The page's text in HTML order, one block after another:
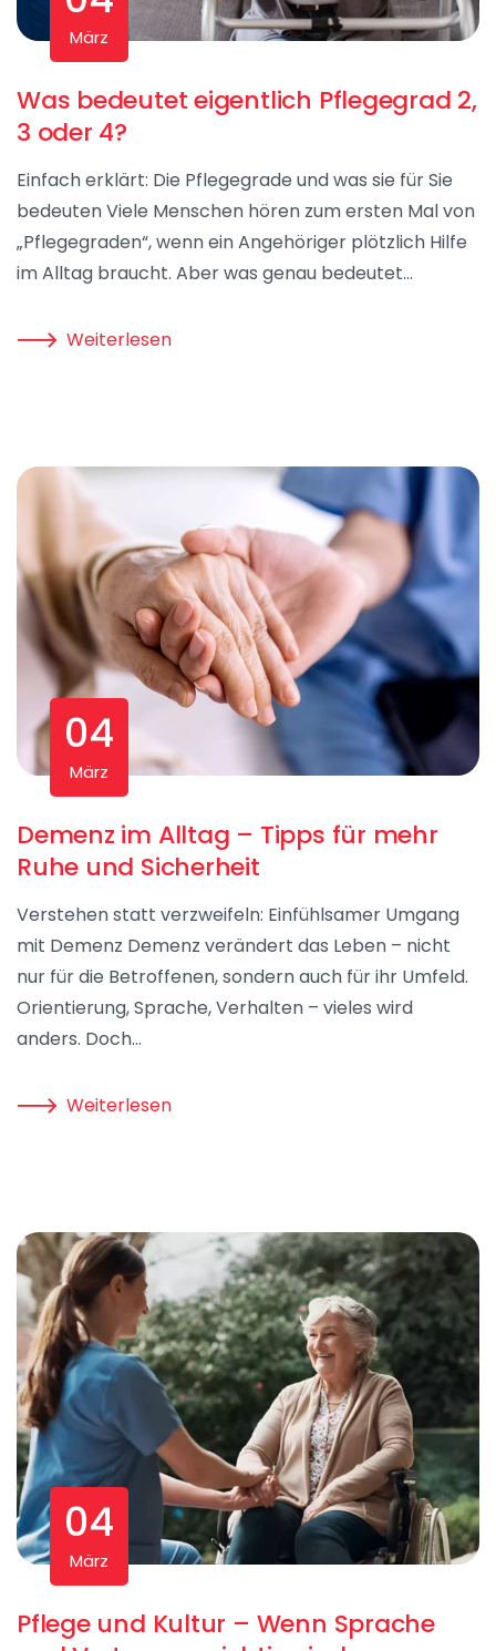
März
Was bedeutet eigentlich Pflegegrad 2,
3 oder 4?
Einfach erklärt: Die Pflegegrade und was sie für Sie
bedeuten Viele Menschen hören zum ersten Mal von
„Pflegegraden“, wenn ein Angehöriger plötzlich Hilfe
im Alltag braucht. Aber was genau bedeutet…
Weiterlesen
04
März
Demenz im Alltag – Tipps für mehr
Ruhe und Sicherheit
Verstehen statt verzweifeln: Einfühlsamer Umgang
mit Demenz Demenz verändert das Leben – nicht
nur für die Betroffenen, sondern auch für ihr Umfeld.
Orientierung, Sprache, Verhalten – vieles wird
anders. Doch…
Weiterlesen
04
März
Pflege und Kultur – Wenn Sprache